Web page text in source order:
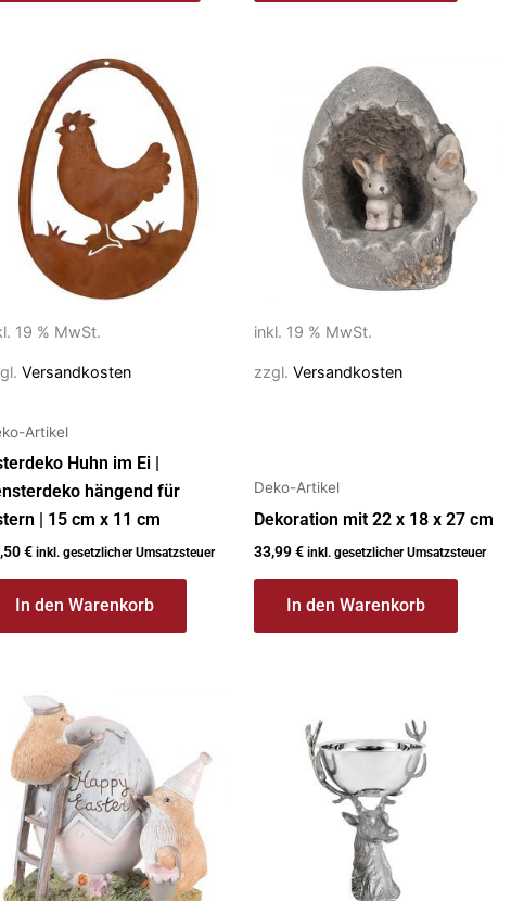
19 % MwSt.
Versandkosten
Artikel
Huhn im Ei |
hängend für
| 15 cm x 11 cm
€ inkl. gesetzlicher Umsatzsteuer
In den Warenkorb
inkl. 19 % MwSt.
zzgl. Versandkosten
Deko-Artikel
Dekoration mit 22 x 18 x 27 cm
33,99€ inkl. gesetzlicher Umsatzsteuer
In den Warenkorb